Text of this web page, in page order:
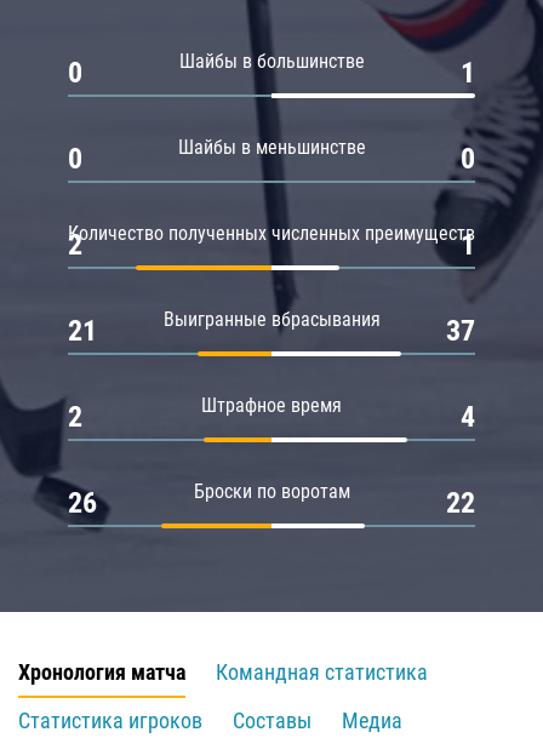
Шайбы в большинстве
0 1
Шайбы в меньшинстве
0 0
Количество полученных численных преимуществ
2 1
Выигранные вбрасывания
21 37
Штрафное время
2 4
Броски по воротам
26 22
Хронология матча
Командная статистика
Статистика игроков
Составы
Медиа